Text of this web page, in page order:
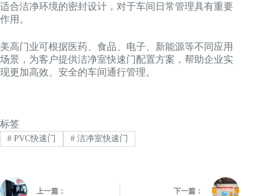
适合洁净环境的密封设计，对于车间日常管理具有重要
作用。
美高门业可根据医药、食品、电子、新能源等不同应用
场景，为客户提供洁净室快速门配置方案，帮助企业实
现更加高效、安全的车间通行管理。
标签
#PVC快速门 #洁净室快速门
上一篇： 下一篇：